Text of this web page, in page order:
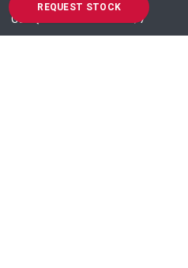
REQUEST STOCK
Got Question? Call us 24/7